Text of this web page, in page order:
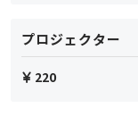
プロジェクター
220